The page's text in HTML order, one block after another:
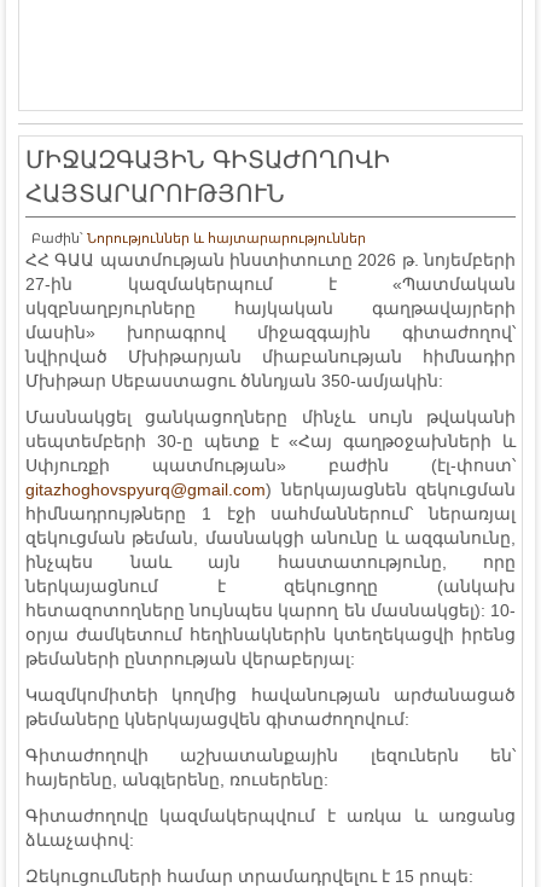
ՄԻՋԱԶԳԱՅԻՆ ԳԻՏԱԺՈՂՈՎԻ
ՀԱՅՏԱՐԱՐՈՒԹՅՈՒՆ
Բաժին՝ Նորություններ և հայտարարություններ
ՀՀ ԳԱԱ պատմության ինստիտուտը 2026 թ. նոյեմբերի
27-ին կազմակերպում է «Պատմական
սկզբնաղբյուրները հայկական գաղթավայրերի
մասին» խորագրով միջազգային գիտաժողով՝
նվիրված Մխիթարյան միաբանության հիմնադիր
Մխիթար Սեբաստացու ծննդյան 350-ամյակին:
Մասնակցել ցանկացողները մինչև սույն թվականի
սեպտեմբերի 30-ը պետք է «Հայ գաղթօջախների և
Սփյուռքի պատմության» բաժին (էլ-փոստ՝
gitazhoghovspyurq@gmail.com) ներկայացնեն զեկուցման
հիմնադրույթները 1 էջի սահմաններում՝ ներառյալ
զեկուցման թեման, մասնակցի անունը և ազգանունը,
ինչպես նաև այն հաստատությունը, որը
ներկայացնում է զեկուցողը (անկախ
հետազոտողները նույնպես կարող են մասնակցել): 10-
օրյա ժամկետում հեղինակներին կտեղեկացվի իրենց
թեմաների ընտրության վերաբերյալ:
Կազմկոմիտեի կողմից հավանության արժանացած
թեմաները կներկայացվեն գիտաժողովում:
Գիտաժողովի աշխատանքային լեզուներն են՝
հայերենը, անգլերենը, ռուսերենը:
Գիտաժողովը կազմակերպվում է առկա և առցանց
ձևաչափով:
Զեկուցումների համար տրամադրվելու է 15 րոպե: